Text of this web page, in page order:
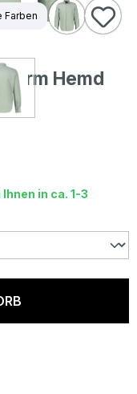
Farben
Hemd
in ca. 1-3